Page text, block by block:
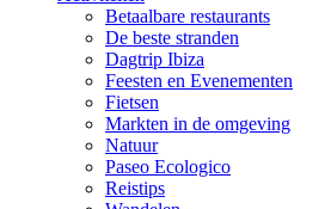
Betaalbare restaurants
De beste stranden
Dagtrip Ibiza
Feesten en Evenementen
Fietsen
Markten in de omgeving
Natuur
Paseo Ecologico
Reistips